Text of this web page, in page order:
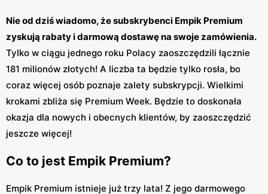
Nie od dziś wiadomo, że subskrybenci Empik Premium
zyskują rabaty i darmową dostawę na swoje zamówienia.
Tylko w ciągu jednego roku Polacy zaoszczędzili łącznie
181 milionów złotych! A liczba ta będzie tylko rosła, bo
coraz więcej osób poznaje zalety subskrypcji. Wielkimi
krokami zbliża się Premium Week. Będzie to doskonała
okazja dla nowych i obecnych klientów, by zaoszczędzić
jeszcze więcej!
Co to jest Empik Premium?
Empik Premium istnieje już trzy lata! Z jego darmowego